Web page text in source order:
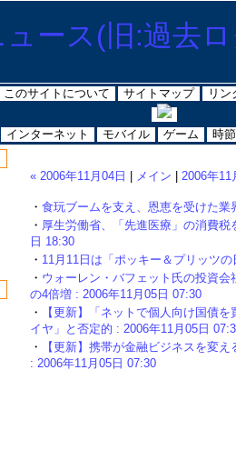
このサイトについて サイトマップ リン
インターネット モバイル ゲーム 時節
« 2006年11月04日 メイン 2006年11
・ 食玩ブームを支え、恩恵を受けた
・ 厚生労働省、「先進医療」の消費
日 18:30
・ 11月11日は「ポッキー＆プリッツ
・ ウォーレン・バフェット氏の投資
の4倍増 : 2006年11月05日 07:30
・
【更新】「ネットで個人向け国債
イヤ」と否定的 : 2006年11月05日
・
【更新】携帯が金融ビジネスを変
: 2006年11月05日 07:30